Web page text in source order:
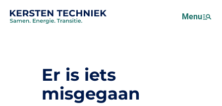
Over ons
Projecten
Menu
Er is iets
misgegaan